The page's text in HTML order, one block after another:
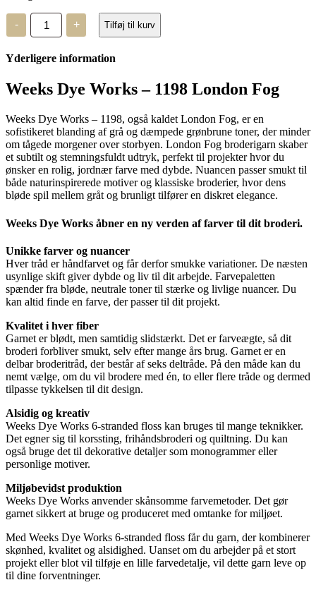
-
Weeks
Dye
Works
–
1198
+ Tilføj til kurv
Yderligere information
Weeks Dye Works – 1198 London Fog
Weeks Dye Works – 1198, også kaldet London Fog, er en
sofistikeret blanding af grå og dæmpede grønbrune toner, der minder
om tågede morgener over storbyen. London Fog broderigarn skaber
et subtilt og stemningsfuldt udtryk, perfekt til projekter hvor du
ønsker en rolig, jordnær farve med dybde. Nuancen passer smukt til
både naturinspirerede motiver og klassiske broderier, hvor dens
bløde spil mellem gråt og brunligt tilfører en diskret elegance.
Weeks Dye Works åbner en ny verden af farver til dit broderi.
Unikke farver og nuancer
Hver tråd er håndfarvet og får derfor smukke variationer. De næsten
usynlige skift giver dybde og liv til dit arbejde. Farvepaletten
spænder fra bløde, neutrale toner til stærke og livlige nuancer. Du
kan altid finde en farve, der passer til dit projekt.
Kvalitet i hver fiber
Garnet er blødt, men samtidig slidstærkt. Det er farveægte, så dit
broderi forbliver smukt, selv efter mange års brug. Garnet er en
delbar broderitråd, der består af seks deltråde. På den måde kan du
nemt vælge, om du vil brodere med én, to eller flere tråde og dermed
tilpasse tykkelsen til dit design.
Alsidig og kreativ
Weeks Dye Works 6-stranded floss kan bruges til mange teknikker.
Det egner sig til korssting, frihåndsbroderi og quiltning. Du kan
også bruge det til dekorative detaljer som monogrammer eller
personlige motiver.
Miljøbevidst produktion
Weeks Dye Works anvender skånsomme farvemetoder. Det gør
garnet sikkert at bruge og produceret med omtanke for miljøet.
Med Weeks Dye Works 6-stranded floss får du garn, der kombinerer
skønhed, kvalitet og alsidighed. Uanset om du arbejder på et stort
projekt eller blot vil tilføje en lille farvedetalje, vil dette garn leve op
til dine forventninger.